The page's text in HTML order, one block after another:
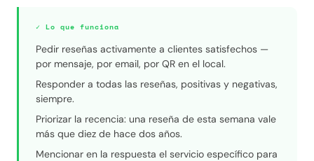
✓ Lo que funciona
Pedir reseñas activamente a clientes satisfechos —
por mensaje, por email, por QR en el local.
Responder a todas las reseñas, positivas y negativas,
siempre.
Priorizar la recencia: una reseña de esta semana vale
más que diez de hace dos años.
Mencionar en la respuesta el servicio específico para